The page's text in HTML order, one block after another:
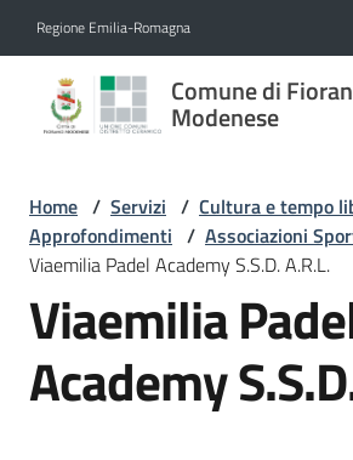
Regione Emilia-Romagna
Comune di
Modenese
Comune
di Fiorano
Amministrazione
Novità
Servizi
Home / Servizi / Cultura e tempo
Approfondimenti / Associazioni
Viaemilia Padel Academy S.S.D. A.R.L.
Viaemilia
Academy